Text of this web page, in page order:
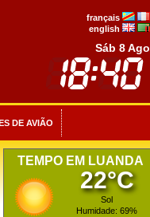
français
english
Sáb 8 Ago
DE AVIÃO
TEMPO EM LUANDA
22°C
Sol
Humidade: 69%